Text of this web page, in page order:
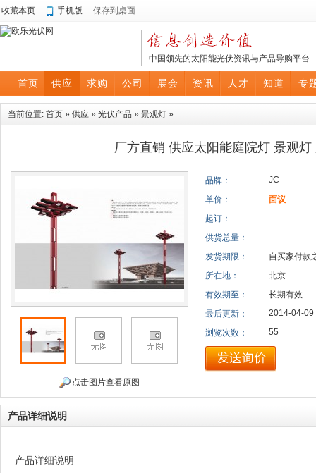
收藏本页 手机版 保存到桌面
中国领先的太阳能光伏资讯与产品导购平台
首页 供应 求购 公司 展会 资讯 人才 知道 专
当前位置: 首页 » 供应 » 光伏产品 » 景观灯 »
厂方直销 供应太阳能庭院灯 景观灯
点击图片查看原图
品牌：
JC
单价：
面议
起订：
供货总量：
发货期限：
自买家付款
所在地：
北京
有效期至：
长期有效
最后更新：
2014-04-09
浏览次数：
55
产品详细说明
产品详细说明